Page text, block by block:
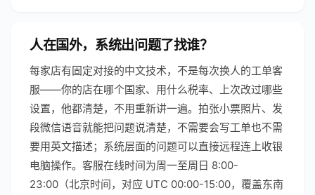
人在国外，系统出问题了找谁？
每家店有固定对接的中文技术，不是每次换人的工单客
服——你的店在哪个国家、用什么税率、上次改过哪些
设置，他都清楚，不用重新讲一遍。拍张小票照片、发
段微信语音就能把问题说清楚，不需要会写工单也不需
要用英文描述；系统层面的问题可以直接远程连上收银
电脑操作。客服在线时间为周一至周日 8:00-
23:00（北京时间，对应 UTC 00:00-15:00，覆盖东南